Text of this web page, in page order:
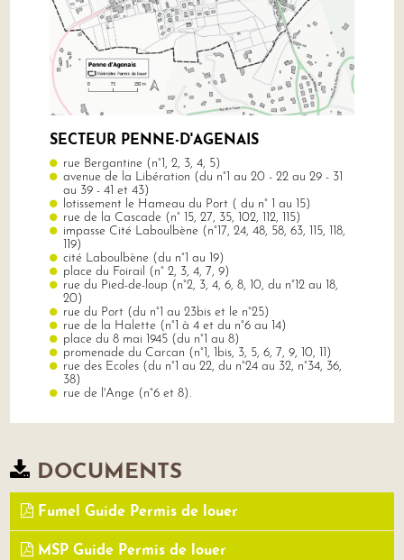
SECTEUR PENNE-D'AGENAIS
rue Bergantine (n°1, 2, 3, 4, 5)
avenue de la Libération (du n°1 au 20 - 22 au 29 - 31
au 39 - 41 et 43)
lotissement le Hameau du Port ( du n° 1 au 15)
rue de la Cascade (n° 15, 27, 35, 102, 112, 115)
impasse Cité Laboulbène (n°17, 24, 48, 58, 63, 115, 118,
119)
cité Laboulbène (du n°1 au 19)
place du Foirail (n° 2, 3, 4, 7, 9)
rue du Pied-de-loup (n°2, 3, 4, 6, 8, 10, du n°12 au 18,
20)
rue du Port (du n°1 au 23bis et le n°25)
rue de la Halette (n°1 à 4 et du n°6 au 14)
place du 8 mai 1945 (du n°1 au 8)
promenade du Carcan (n°1, 1bis, 3, 5, 6, 7, 9, 10, 11)
rue des Ecoles (du n°1 au 22, du n°24 au 32, n°34, 36,
38)
rue de l'Ange (n°6 et 8).
DOCUMENTS
Fumel Guide Permis de louer
MSP Guide Permis de louer